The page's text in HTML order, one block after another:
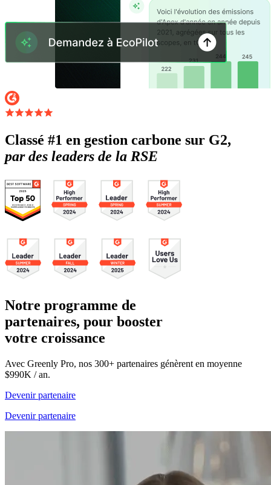
Classé #1 en gestion carbone sur G2,
par des leaders de la RSE
Notre programme de
partenaires, pour booster
votre croissance
Avec Greenly Pro, nos 300+ partenaires génèrent en moyenne
$990K / an.
Devenir partenaire
Devenir partenaire